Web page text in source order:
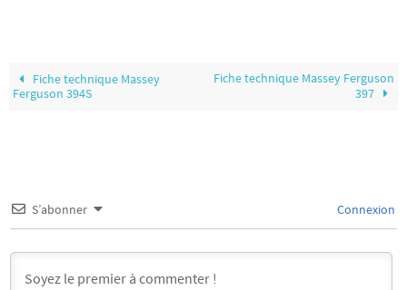
Fiche technique Massey
Ferguson 394S
Fiche technique Massey Ferguson
397
S’abonner Connexion